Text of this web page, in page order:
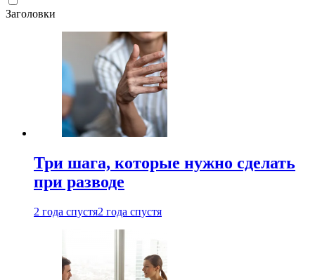
Заголовки
Три шага, которые нужно сделать
при разводе
2 года спустя2 года спустя